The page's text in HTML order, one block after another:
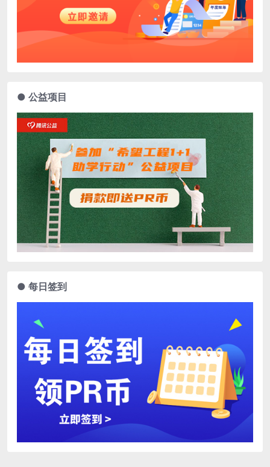
● 公益项目
● 每日签到